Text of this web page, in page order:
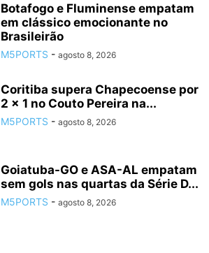
Botafogo e Fluminense empatam
em clássico emocionante no
Brasileirão
M5PORTS - agosto 8, 2026
Coritiba supera Chapecoense por
2 x 1 no Couto Pereira na...
M5PORTS - agosto 8, 2026
Goiatuba-GO e ASA-AL empatam
sem gols nas quartas da Série D...
M5PORTS - agosto 8, 2026